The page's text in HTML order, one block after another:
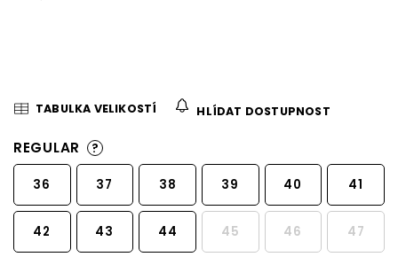
TABULKA VELIKOSTÍ HLÍDAT DOSTUPNOST
REGULAR ?
36 37 38 39 40 41
42 43 44 45 46 47